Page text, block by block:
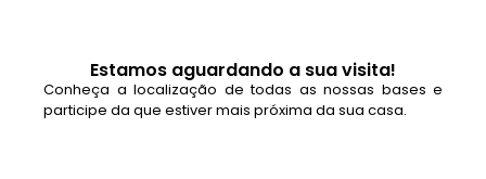
Estamos aguardando a sua visita!
Conheça a localização de todas as nossas bases e
participe da que estiver mais próxima da sua casa.